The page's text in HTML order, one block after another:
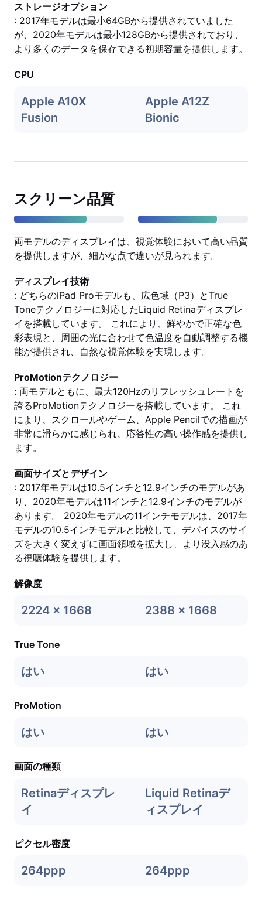
ストレージオプション
: 2017年モデルは最小64GBから提供されていました
が、2020年モデルは最小128GBから提供されており、
より多くのデータを保存できる初期容量を提供します。
CPU
Apple A10X
Fusion
Apple A12Z
Bionic
スクリーン品質
両モデルのディスプレイは、視覚体験において高い品質
を提供しますが、細かな点で違いが見られます。
ディスプレイ技術
: どちらのiPad Proモデルも、広色域（P3）とTrue
Toneテクノロジーに対応したLiquid Retinaディスプレ
イを搭載しています。 これにより、鮮やかで正確な色
彩表現と、周囲の光に合わせて色温度を自動調整する機
能が提供され、自然な視覚体験を実現します。
ProMotionテクノロジー
: 両モデルともに、最大120Hzのリフレッシュレートを
誇るProMotionテクノロジーを搭載しています。 これ
により、スクロールやゲーム、Apple Pencilでの描画が
非常に滑らかに感じられ、応答性の高い操作感を提供し
ます。
画面サイズとデザイン
: 2017年モデルは10.5インチと12.9インチのモデルがあ
り、2020年モデルは11インチと12.9インチのモデルが
あります。 2020年モデルの11インチモデルは、2017年
モデルの10.5インチモデルと比較して、デバイスのサイ
ズを大きく変えずに画面領域を拡大し、より没入感のあ
る視聴体験を提供します。
解像度
2224 x 1668 2388 x 1668
True Tone
はい はい
ProMotion
はい はい
画面の種類
Retinaディスプレ
イ
Liquid Retinaデ
ィスプレイ
ピクセル密度
264ppp 264ppp